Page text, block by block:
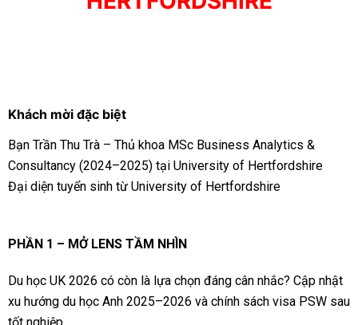
Khách mời đặc biệt
Bạn Trần Thu Trà – Thủ khoa MSc Business Analytics &
Consultancy (2024–2025) tại University of Hertfordshire
Đại diện tuyển sinh từ University of Hertfordshire
PHẦN 1 – MỞ LENS TẦM NHÌN
Du học UK 2026 có còn là lựa chọn đáng cân nhắc? Cập nhật
xu hướng du học Anh 2025–2026 và chính sách visa PSW sau
tốt nghiệp.